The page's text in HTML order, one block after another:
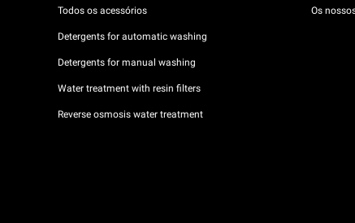
Todos os acessórios
Detergents for automatic washing
Detergents for manual washing
Water treatment with resin filters
Reverse osmosis water treatment
Os